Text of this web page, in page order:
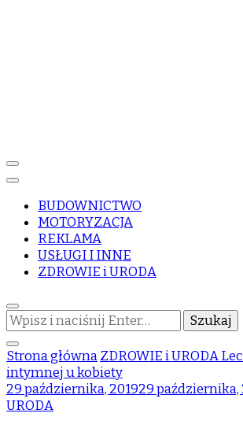
BUDOWNICTWO
MOTORYZACJA
REKLAMA
USŁUGI I INNE
ZDROWIE i URODA
Szukasz
czegoś?
Strona głównaZDROWIE i URODA
intymnej u kobiety
29 października, 201929 października,
URODA